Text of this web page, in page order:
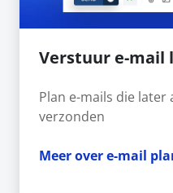
Verstuur e-mail
Plan e-mails die
verzonden
Meer over e-mail